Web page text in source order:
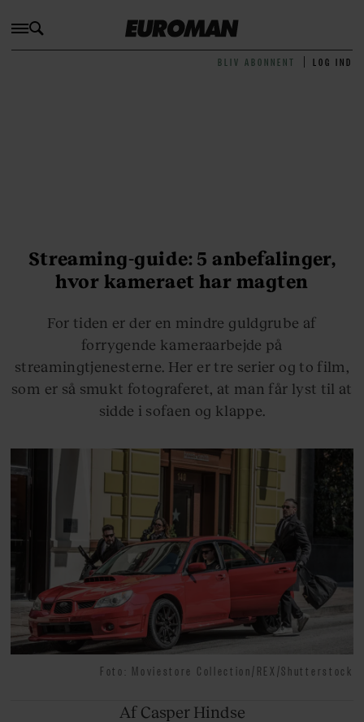
BLIV ABONNENT LOG IND
Streaming-guide: 5 anbefalinger,
hvor kameraet har magten
For tiden er der en mindre guldgrube af
forrygende kameraarbejde på
streamingtjenesterne. Her er tre serier og to film,
som er så smukt fotograferet, at man får lyst til at
sidde i sofaen og klappe.
Foto: Moviestore Collection/REX/Shutterstock
Af Casper Hindse